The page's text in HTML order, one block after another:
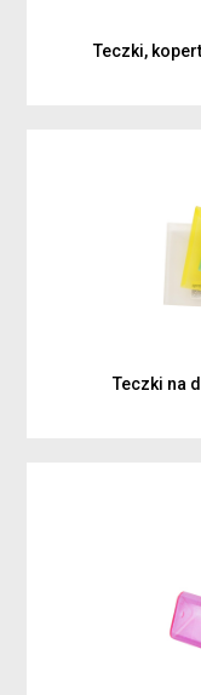
Teczki,
Teczki na